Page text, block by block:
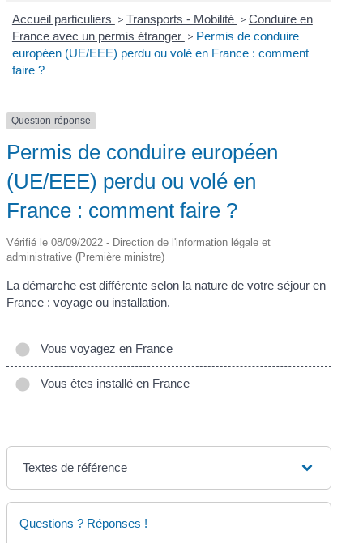
Accueil particuliers > Transports - Mobilité > Conduire en
France avec un permis étranger > Permis de conduire
européen (UE/EEE) perdu ou volé en France : comment
faire ?
Question-réponse
Permis de conduire européen
(UE/EEE) perdu ou volé en
France : comment faire ?
Vérifié le 08/09/2022 - Direction de l'information légale et
administrative (Première ministre)
La démarche est différente selon la nature de votre séjour en
France : voyage ou installation.
Vous voyagez en France
Vous êtes installé en France
Textes de référence
Questions ? Réponses !